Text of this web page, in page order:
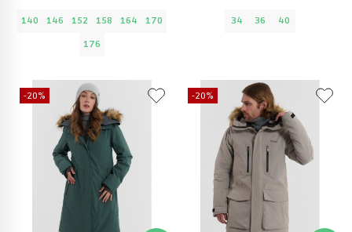
140 146 152 158 164
170
176
34 36 40
-20% -20%